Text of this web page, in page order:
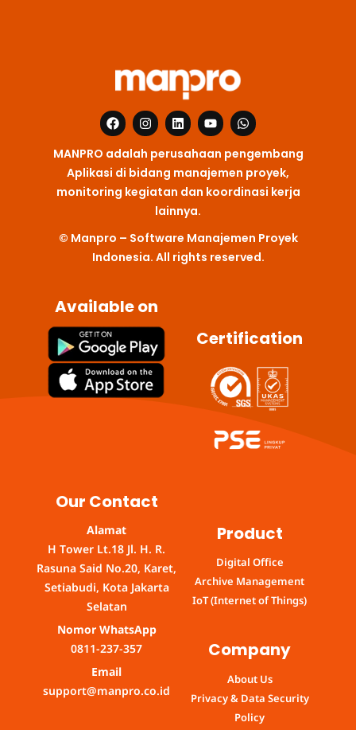
F
a
e
b
o
o
I
n
t
a
g
r
L
i
k
e
d
i
n
Y
o
t
u
b
e
W
h
t
s
a
p
MANPRO adalah perusahaan pengembang
Aplikasi di bidang manajemen proyek,
monitoring kegiatan dan koordinasi kerja
lainnya.
© Manpro – Software Manajemen Proyek
Indonesia. All rights reserved.
Available on
Certification
Our Contact
Alamat
H Tower Lt.18 Jl. H. R.
Rasuna Said No.20, Karet,
Setiabudi, Kota Jakarta
Selatan
Nomor WhatsApp
0811-237-357
Email
support@manpro.co.id
Product
Digital Office
Archive Management
IoT (Internet of Things)
Company
About Us
Privacy & Data Security
Policy